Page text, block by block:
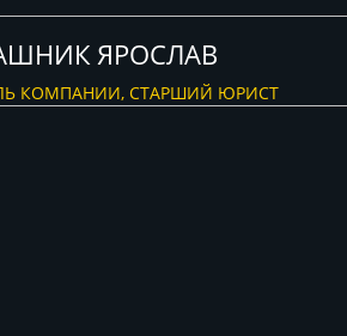
ЯРОСЛАВ
КОМПАНИИ, СТАРШИЙ ЮРИСТ